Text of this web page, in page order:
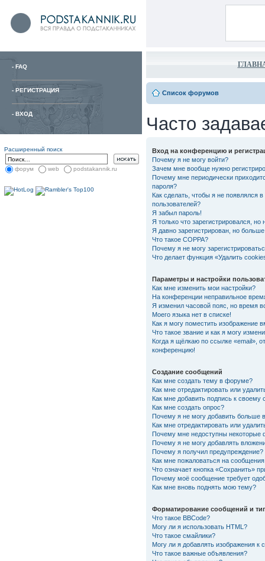
- FAQ
- РЕГИСТРАЦИЯ
- ВХОД
Расширенный поиск
форум web podstakannik.ru
Список форумов
Часто
Вход на конференцию и
Почему я не могу войти?
Зачем мне вообще нужно
Почему мне периодически
пароля?
Как сделать, чтобы я не появлялся
пользователей?
Я забыл пароль!
Я только что зарегистрировался, но
Я давно зарегистрирован, но
Что такое COPPA?
Почему я не могу
Что делает функция «Удалить
Параметры и настройки
Как мне изменить мои настройки?
На конференции неправильное
Я изменил часовой пояс, но время
Моего языка нет в списке!
Как я могу поместить изображение
Что такое звание и как я могу
Когда я щёлкаю по ссылке «email»,
конференцию!
Создание сообщений
Как мне создать тему в форуме?
Как мне отредактировать или
Как мне добавить подпись к своему
Как мне создать опрос?
Почему я не могу добавить больше
Как мне отредактировать или
Почему мне недоступны некоторые
Почему я не могу добавлять
Почему я получил предупреждение?
Как мне пожаловаться на
Что означает кнопка «Сохранить»
Почему моё сообщение требует
Как мне вновь поднять мою тему?
Форматирование сообщений и
Что такое BBCode?
Могу ли я использовать HTML?
Что такое смайлики?
Могу ли я добавлять изображения к
Что такое важные объявления?